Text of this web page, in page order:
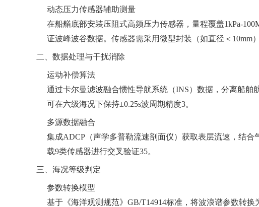
‌动态压力传感器辅助测量‌
在船艏底部安装压阻式高频压力传感器，量程覆盖1kPa-
证波峰波谷数据。传感器需采用微型封装（如直径＜10mm
‌二、数据处理与干扰消除‌
‌运动补偿算法‌
通过卡尔曼滤波融合惯性导航系统（INS）数据，分离船
可在六级海况下保持±0.25s波周期精度3。
‌多源数据融合‌
集成ADCP（声学多普勒流速剖面仪）获取表层流速，结
载9类传感器进行交叉验证35。
‌三、海况等级判定‌
‌参数转换模型‌
基于《海洋观测规范》GB/T14914标准，将波浪谱参数转